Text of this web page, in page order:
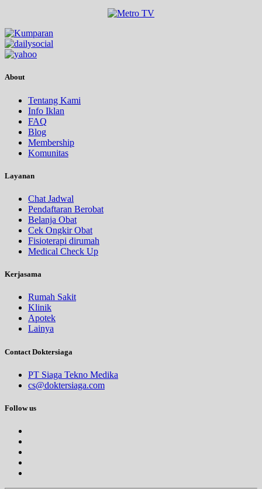
About
Tentang Kami
Info Iklan
FAQ
Blog
Membership
Komunitas
Layanan
Chat Jadwal
Pendaftaran Berobat
Belanja Obat
Cek Ongkir Obat
Fisioterapi dirumah
Medical Check Up
Kerjasama
Rumah Sakit
Klinik
Apotek
Lainya
Contact Doktersiaga
PT Siaga Tekno Medika
cs@doktersiaga.com
Follow us